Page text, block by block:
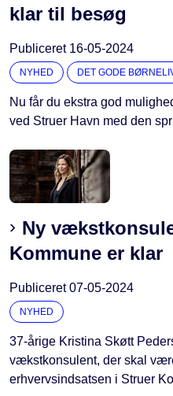
klar til besøg
Publiceret 16-05-2024
NYHED DET GODE
Nu får du ekstra god
ved Struer Havn med den
Ny
Kommune er klar
Publiceret07-05-2024
NYHED
37-årige Kristina Skøtt
vækstkonsulent, der skal
erhvervsindsatsen i Struer